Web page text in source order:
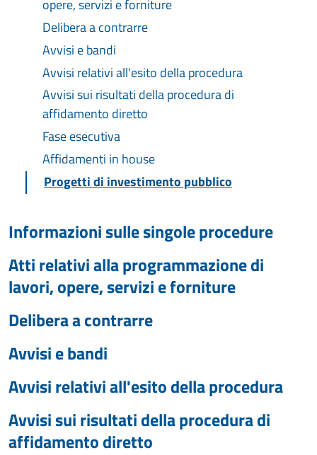
opere, servizi e forniture
Delibera a contrarre
Avvisi e bandi
Avvisi relativi all'esito della procedura
Avvisi sui risultati della procedura di
affidamento diretto
Fase esecutiva
Affidamenti in house
Progetti di investimento pubblico
Informazioni sulle singole procedure
Atti relativi alla programmazione di
lavori, opere, servizi e forniture
Delibera a contrarre
Avvisi e bandi
Avvisi relativi all'esito della procedura
Avvisi sui risultati della procedura di
affidamento diretto